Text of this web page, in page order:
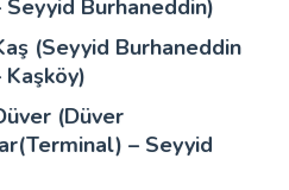
Burhaneddin)
(Seyyid Burhaneddin
(Düver
– Seyyid